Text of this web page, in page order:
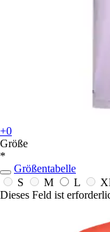
+0
Größe
*
Größentabelle
S
M L
Dieses Feld ist